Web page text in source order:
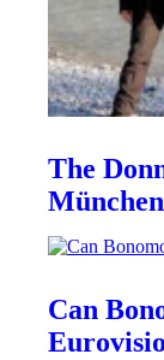
The
München
Can